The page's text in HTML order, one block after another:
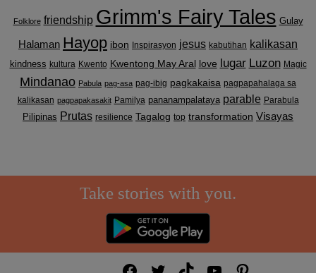
Folklore friendship Grimm's Fairy Tales Gulay
Halaman Hayop ibon Inspirasyon jesus kabutihan kalikasan
kindness kultura Kwento Kwentong May Aral love lugar Luzon Magic
Mindanao Pabula pag-asa pag-ibig pagkakaisa pagpapahalaga sa
kalikasan pagpapakasakit Pamilya pananampalataya parable Parabula
Pilipinas Prutas resilience Tagalog top transformation Visayas
Take stories with you.
Facebook
Twitter TikTok YouTube